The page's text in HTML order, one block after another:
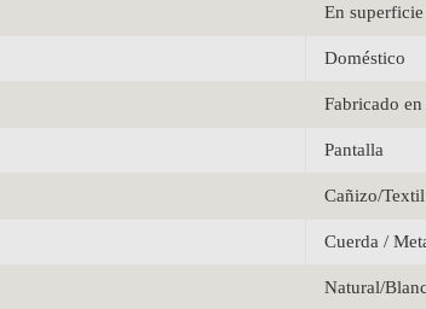
En superficie
Doméstico
Fabricado en
Pantalla
Cañizo/Textil
Cuerda /
Natural/